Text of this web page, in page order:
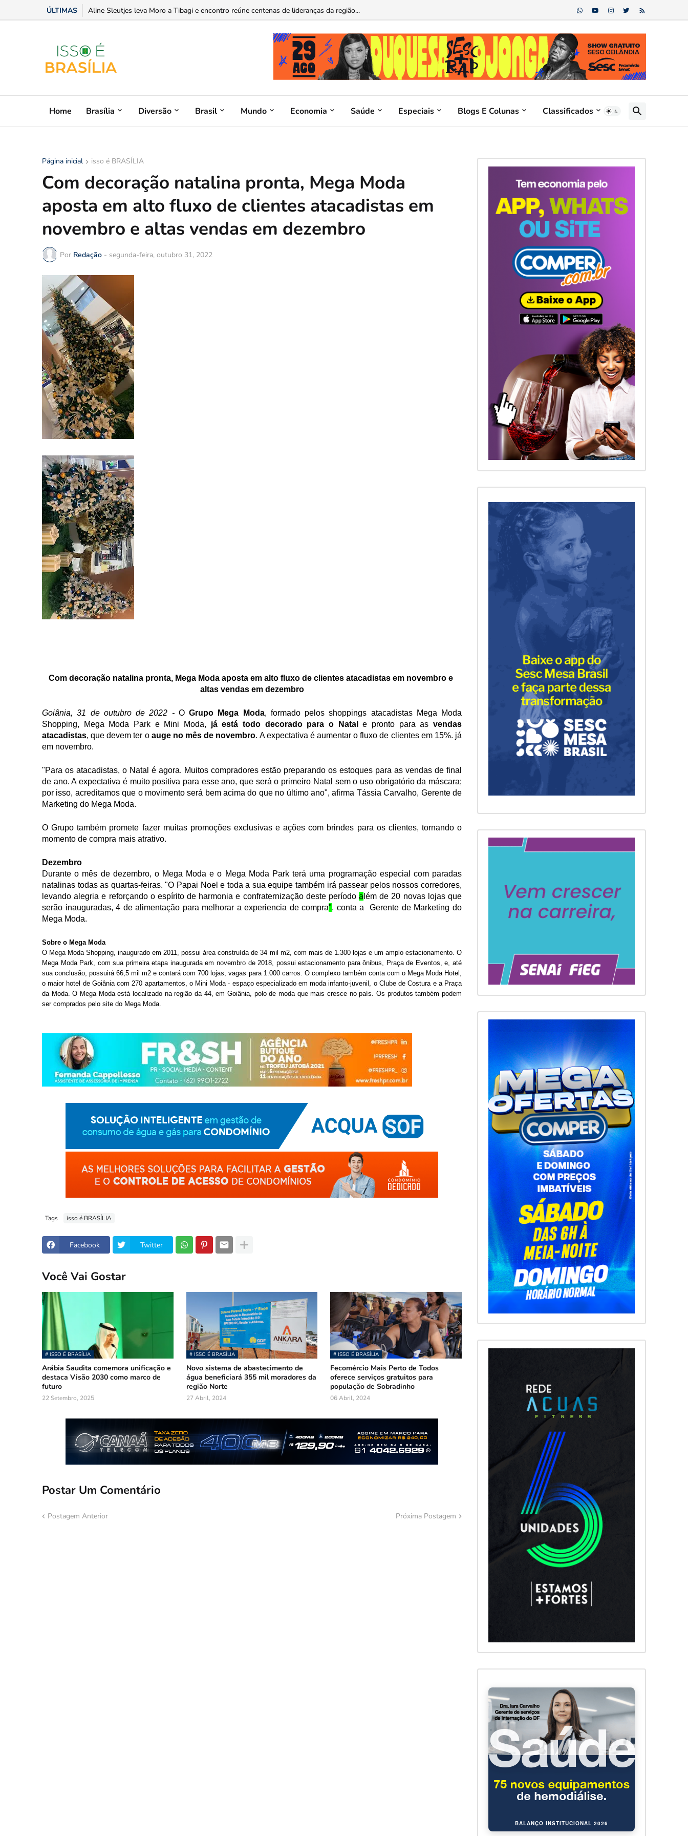
ÚLTIMAS Com trajetória no gospel, Valdirene Tavares busca representação no Legislativo...
Home Brasília Diversão Brasil Mundo Economia Saúde Especiais Blogs E Colunas Classificados
Página inicial isso é BRASÍLIA
Com decoração natalina pronta, Mega Moda
aposta em alto fluxo de clientes atacadistas em
novembro e altas vendas em dezembro
Por Redação - segunda-feira, outubro 31, 2022
Com decoração natalina pronta, Mega Moda aposta em alto fluxo de clientes atacadistas em novembro e
altas vendas em dezembro
Goiânia, 31 de outubro de 2022 - O Grupo Mega Moda, formado pelos shoppings atacadistas Mega Moda
Shopping, Mega Moda Park e Mini Moda, já está todo decorado para o Natal e pronto para as vendas
atacadistas, que devem ter o auge no mês de novembro. A expectativa é aumentar o fluxo de clientes em 15%. já
em novembro.
"Para os atacadistas, o Natal é agora. Muitos compradores estão preparando os estoques para as vendas de final
de ano. A expectativa é muito positiva para esse ano, que será o primeiro Natal sem o uso obrigatório da máscara;
por isso, acreditamos que o movimento será bem acima do que no último ano", afirma Tássia Carvalho, Gerente de
Marketing do Mega Moda.
O Grupo também promete fazer muitas promoções exclusivas e ações com brindes para os clientes, tornando o
momento de compra mais atrativo.
Dezembro
Durante o mês de dezembro, o Mega Moda e o Mega Moda Park terá uma programação especial com paradas
natalinas todas as quartas-feiras. "O Papai Noel e toda a sua equipe também irá passear pelos nossos corredores,
levando alegria e reforçando o espírito de harmonia e confraternização deste período a lém de 20 novas lojas que
serão inauguradas, 4 de alimentação para melhorar a experiencia de compra", conta a  Gerente de Marketing do
Mega Moda.
Sobre o Mega Moda
O Mega Moda Shopping, inaugurado em 2011, possui área construída de 34 mil m2, com mais de 1.300 lojas e um amplo estacionamento. O
Mega Moda Park, com sua primeira etapa inaugurada em novembro de 2018, possui estacionamento para ônibus, Praça de Eventos, e, até
sua conclusão, possuirá 66,5 mil m2 e contará com 700 lojas, vagas para 1.000 carros. O complexo também conta com o Mega Moda Hotel,
o maior hotel de Goiânia com 270 apartamentos, o Mini Moda - espaço especializado em moda infanto-juvenil, o Clube de Costura e a Praça
da Moda. O Mega Moda está localizado na região da 44, em Goiânia, polo de moda que mais cresce no país. Os produtos também podem
ser comprados pelo site do Mega Moda.
Tags isso é BRASÍLIA
Facebook Twitter
Você Vai Gostar
# ISSO É BRASÍLIA
Arábia Saudita comemora unificação e
destaca Visão 2030 como marco de
futuro
22 Setembro, 2025
# ISSO É BRASÍLIA
Novo sistema de abastecimento de
água beneficiará 355 mil moradores da
região Norte
27 Abril, 2024
# ISSO É BRASÍLIA
Fecomércio Mais Perto de Todos
oferece serviços gratuitos para
população de Sobradinho
06 Abril, 2024
Postar Um Comentário
Postagem Anterior Próxima Postagem
BALANÇO INSTITUCIONAL 2026